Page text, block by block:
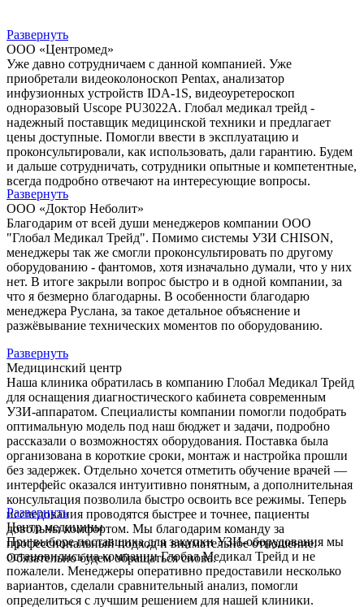
Развернуть
ООО «Центромед»
Уже давно сотрудничаем с данной компанией. Уже
приобретали видеоколоноскоп Pentax, анализатор
инфузионных устройств IDA-1S, видеоуретероскоп
одноразовый Uscope PU3022A. Глобал медикал трейд -
надежный поставщик медицинской техники и предлагает
цены доступные. Помогли ввести в эксплуатацию и
проконсультировали, как использовать, дали гарантию. Будем
и дальше сотрудничать, сотрудники опытные и компетентные,
всегда подробно отвечают на интересующие вопросы.
Развернуть
ООО «Доктор Неболит»
Благодарим от всей души менеджеров компании ООО
"Глобал Медикал Трейд". Помимо системы УЗИ CHISON,
менеджеры так же смогли проконсультировать по другому
оборудованию - фантомов, хотя изначально думали, что у них
нет. В итоге закрыли вопрос быстро и в одной компании, за
что я безмерно благодарны. В особенности благодарю
менеджера Руслана, за такое детальное объяснение и
разжёвывание технических моментов по оборудованию.
Развернуть
Медицинский центр
Наша клиника обратилась в компанию Глобал Медикал Трейд
для оснащения диагностического кабинета современным
УЗИ-аппаратом. Специалисты компании помогли подобрать
оптимальную модель под наш бюджет и задачи, подробно
рассказали о возможностях оборудования. Поставка была
организована в короткие сроки, монтаж и настройка прошли
без задержек. Отдельно хочется отметить обучение врачей —
интерфейс оказался интуитивно понятным, а дополнительная
консультация позволила быстро освоить все режимы. Теперь
исследования проводятся быстрее и точнее, пациенты
довольны комфортом. Мы благодарим команду за
профессиональный подход и внимательное отношение.
Обязательно будем обращаться снова.
Развернуть
Центр медицины
При выборе поставщика для закупки УЗИ-оборудования мы
остановились на компании Глобал Медикал Трейд и не
пожалели. Менеджеры оперативно предоставили несколько
вариантов, сделали сравнительный анализ, помогли
определиться с лучшим решением для нашей клиники.